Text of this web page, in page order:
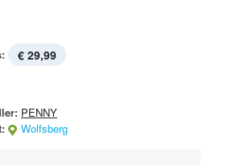
€ 29,99
PENNY
Wolfsberg